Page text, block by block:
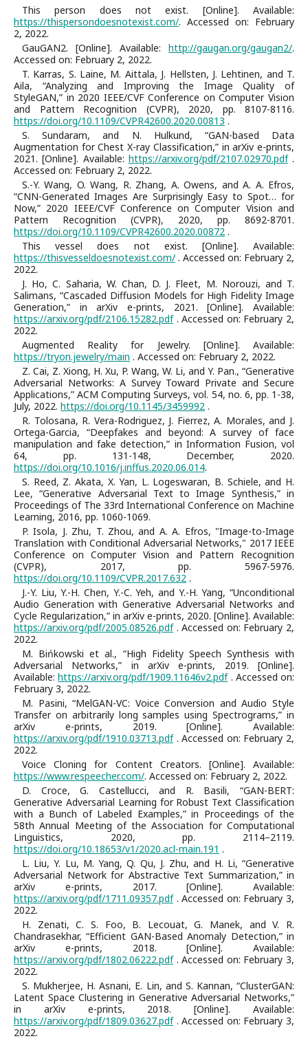
This person does not exist. [Online]. Available:
https://thispersondoesnotexist.com/. Accessed on: February
2, 2022.
GauGAN2. [Online]. Available: http://gaugan.org/gaugan2/.
Accessed on: February 2, 2022.
T. Karras, S. Laine, M. Aittala, J. Hellsten, J. Lehtinen, and T.
Aila, “Analyzing and Improving the Image Quality of
StyleGAN,” in 2020 IEEE/CVF Conference on Computer Vision
and Pattern Recognition (CVPR), 2020, pp. 8107-8116.
https://doi.org/10.1109/CVPR42600.2020.00813 .
S. Sundaram, and N. Hulkund, “GAN-based Data
Augmentation for Chest X-ray Classification,” in arXiv e-prints,
2021. [Online]. Available: https://arxiv.org/pdf/2107.02970.pdf.
Accessed on: February 2, 2022.
S.-Y. Wang, O. Wang, R. Zhang, A. Owens, and A. A. Efros,
“CNN-Generated Images Are Surprisingly Easy to Spot… for
Now,” 2020 IEEE/CVF Conference on Computer Vision and
Pattern Recognition (CVPR), 2020, pp. 8692-8701.
https://doi.org/10.1109/CVPR42600.2020.00872 .
This vessel does not exist. [Online]. Available:
https://thisvesseldoesnotexist.com/ . Accessed on: February 2,
2022.
J. Ho, C. Saharia, W. Chan, D. J. Fleet, M. Norouzi, and T.
Salimans, “Cascaded Diffusion Models for High Fidelity Image
Generation,” in arXiv e-prints, 2021. [Online]. Available:
https://arxiv.org/pdf/2106.15282.pdf. Accessed on: February 2,
2022.
Augmented Reality for Jewelry. [Online]. Available:
https://tryon.jewelry/main . Accessed on: February 2, 2022.
Z. Cai, Z. Xiong, H. Xu, P. Wang, W. Li, and Y. Pan., “Generative
Adversarial Networks: A Survey Toward Private and Secure
Applications,” ACM Computing Surveys, vol. 54, no. 6, pp. 1-38,
July, 2022. https://doi.org/10.1145/3459992 .
R. Tolosana, R. Vera-Rodriguez, J. Fierrez, A. Morales, and J.
Ortega-Garcia, “Deepfakes and beyond: A survey of face
manipulation and fake detection,” in Information Fusion, vol
64, pp. 131-148, December, 2020.
https://doi.org/10.1016/j.inffus.2020.06.014.
S. Reed, Z. Akata, X. Yan, L. Logeswaran, B. Schiele, and H.
Lee, “Generative Adversarial Text to Image Synthesis,” in
Proceedings of The 33rd International Conference on Machine
Learning, 2016, pp. 1060-1069.
P. Isola, J. Zhu, T. Zhou, and A. A. Efros, "Image-to-Image
Translation with Conditional Adversarial Networks," 2017 IEEE
Conference on Computer Vision and Pattern Recognition
(CVPR), 2017, pp. 5967-5976.
https://doi.org/10.1109/CVPR.2017.632 .
J.-Y. Liu, Y.-H. Chen, Y.-C. Yeh, and Y.-H. Yang, “Unconditional
Audio Generation with Generative Adversarial Networks and
Cycle Regularization,” in arXiv e-prints, 2020. [Online]. Available:
https://arxiv.org/pdf/2005.08526.pdf. Accessed on: February 2,
2022.
M. Bińkowski et al., “High Fidelity Speech Synthesis with
Adversarial Networks,” in arXiv e-prints, 2019. [Online].
Available:https://arxiv.org/pdf/1909.11646v2.pdf. Accessed on:
February 3, 2022.
M. Pasini, “MelGAN-VC: Voice Conversion and Audio Style
Transfer on arbitrarily long samples using Spectrograms,” in
arXiv e-prints, 2019. [Online]. Available:
https://arxiv.org/pdf/1910.03713.pdf. Accessed on: February 2,
2022.
Voice Cloning for Content Creators. [Online]. Available:
https://www.respeecher.com/. Accessed on: February 2, 2022.
D. Croce, G. Castellucci, and R. Basili, “GAN-BERT:
Generative Adversarial Learning for Robust Text Classification
with a Bunch of Labeled Examples,” in Proceedings of the
58th Annual Meeting of the Association for Computational
Linguistics, 2020, pp. 2114–2119.
https://doi.org/10.18653/v1/2020.acl-main.191 .
L. Liu, Y. Lu, M. Yang, Q. Qu, J. Zhu, and H. Li, “Generative
Adversarial Network for Abstractive Text Summarization,” in
arXiv e-prints, 2017. [Online]. Available:
https://arxiv.org/pdf/1711.09357.pdf. Accessed on: February 3,
2022.
H. Zenati, C. S. Foo, B. Lecouat, G. Manek, and V. R.
Chandrasekhar, “Efficient GAN-Based Anomaly Detection,” in
arXiv e-prints, 2018. [Online]. Available:
https://arxiv.org/pdf/1802.06222.pdf. Accessed on: February 3,
2022.
S. Mukherjee, H. Asnani, E. Lin, and S. Kannan, “ClusterGAN:
Latent Space Clustering in Generative Adversarial Networks,”
in arXiv e-prints, 2018. [Online]. Available:
https://arxiv.org/pdf/1809.03627.pdf. Accessed on: February 3,
2022.